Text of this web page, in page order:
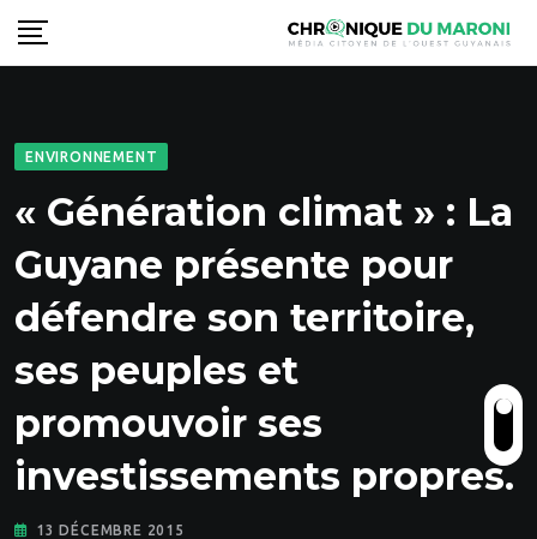
Skip
to
ENVIRONNEMENT
« Génération climat » : La
Guyane présente pour
défendre son territoire,
ses peuples et
promouvoir ses
investissements propres.
13 DÉCEMBRE 2015